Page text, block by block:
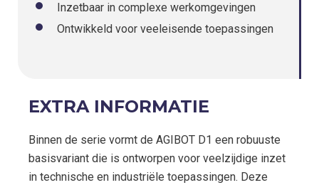
Inzetbaar in complexe werkomgevingen
Ontwikkeld voor veeleisende toepassingen
EXTRA INFORMATIE
Binnen de serie vormt de AGIBOT D1 een robuuste
basisvariant die is ontworpen voor veelzijdige inzet
in technische en industriële toepassingen. Deze